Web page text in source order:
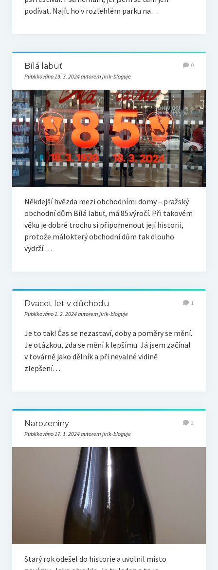
podívat. Najít ho v rozlehlém parku na…
Bílá labuť
Publikováno 19. 3. 2024 autorem jirik-bloguje
0
Někdejší hvězda mezi obchodními domy – pražský
obchodní dům Bílá labuť, má 85.výročí. Při takovém
věku je dobré trochu si připomenout její historii,
protože málokterý obchodní dům tak dlouho
vydrží.…
Dvacet let v důchodu
Publikováno 1. 2. 2024 autorem jirik-bloguje
1
Je to tak! Čas se nezastaví, doby a poměry se mění.
Je otázkou, zda se mění k lepšímu. Já jsem začínal
v továrně jako dělník a při nevalné vidině
zlepšení…
Narozeniny
Publikováno 17. 1. 2024 autorem jirik-bloguje
2
Starý rok odešel do historie a uvolnil místo